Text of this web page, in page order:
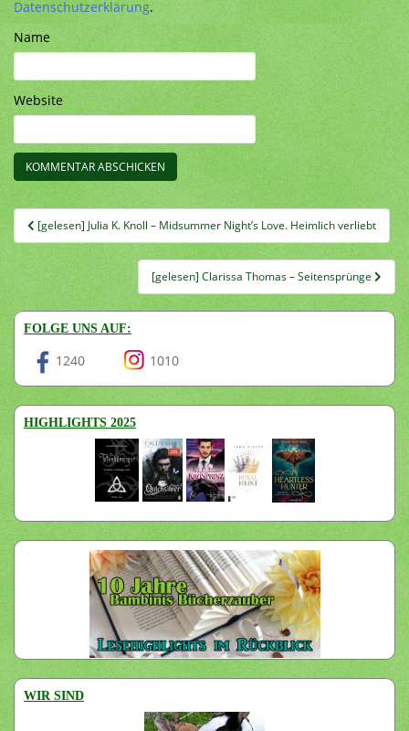
Datenschutzerklärung.
Name
Website
Beitragsnavigation
[gelesen] Julia K. Knoll – Midsummer Night’s Love. Heimlich verliebt
[gelesen] Clarissa Thomas – Seitensprünge
FOLGE UNS AUF:
1240 1010
HIGHLIGHTS 2025
WIR SIND